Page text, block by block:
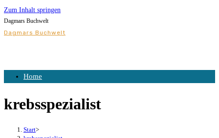
Zum Inhalt springen
Dagmars Buchwelt
Dagmars Buchwelt
Home
krebsspezialist
Start>